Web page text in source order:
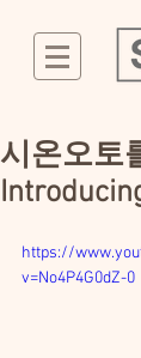
시온오토
https://
v=No4P4G0dZ-0